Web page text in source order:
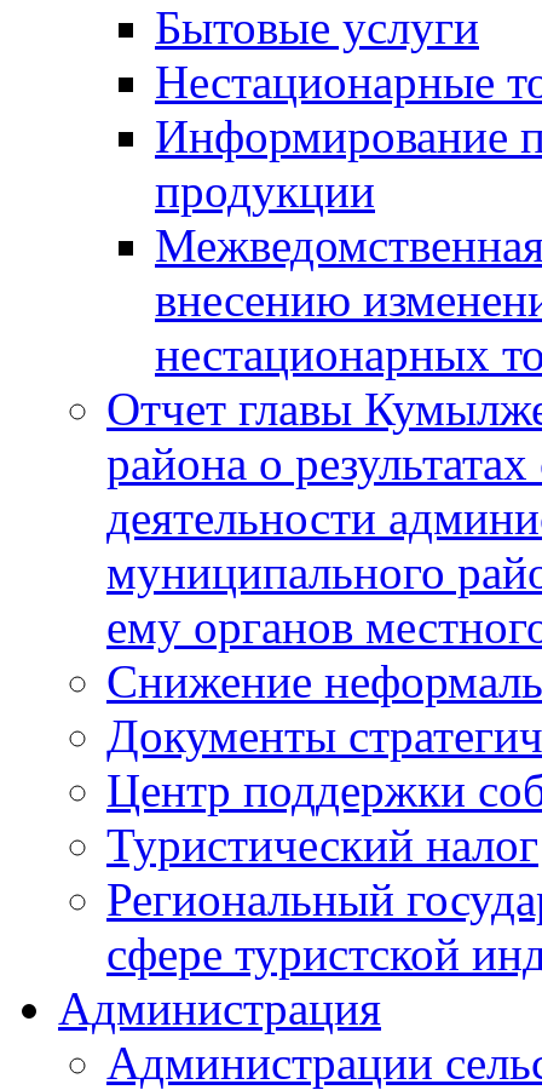
Бытовые услуги
Нестационарные
Информирование
продукции
внесению
нестационарных
Отчет главы
района о
деятельности
муниципального
ему органов
Снижение
Документы
Центр поддержки
Туристический налог
Региональный
сфере туристской
Администрация
Администрации